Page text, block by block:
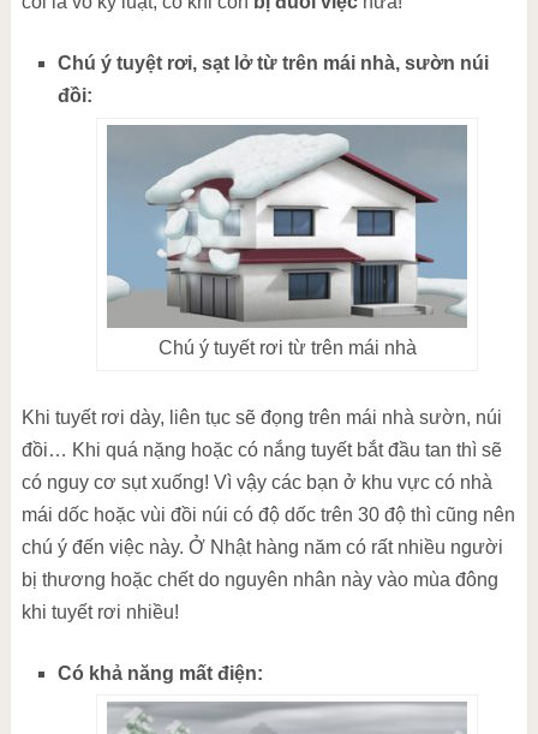
Chú ý tuyệt rơi, sạt lở từ trên mái nhà, sườn núi
đồi:
Chú ý tuyết rơi từ trên mái nhà
Khi tuyết rơi dày, liên tục sẽ đọng trên mái nhà sườn, núi
đồi… Khi quá nặng hoặc có nắng tuyết bắt đầu tan thì sẽ
có nguy cơ sụt xuống! Vì vậy các bạn ở khu vực có nhà
mái dốc hoặc vùi đồi núi có độ dốc trên 30 độ thì cũng nên
chú ý đến việc này. Ở Nhật hàng năm có rất nhiều người
bị thương hoặc chết do nguyên nhân này vào mùa đông
khi tuyết rơi nhiều!
Có khả năng mất điện: